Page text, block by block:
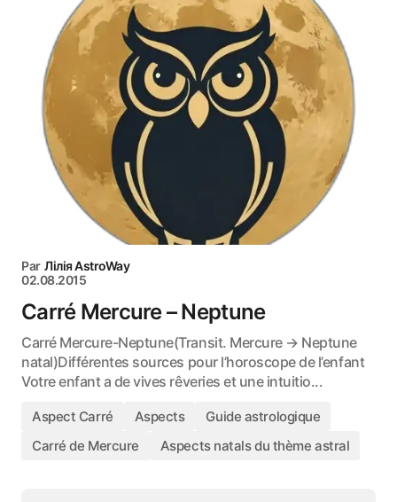
Par Лілія AstroWay
02.08.2015
Carré Mercure – Neptune
Carré Mercure-Neptune(Transit. Mercure → Neptune
natal)Différentes sources pour l’horoscope de l’enfant
Votre enfant a de vives rêveries et une intuitio...
Aspect Carré Aspects
Guide astrologique
Carré de Mercure
Aspects natals du thème astral